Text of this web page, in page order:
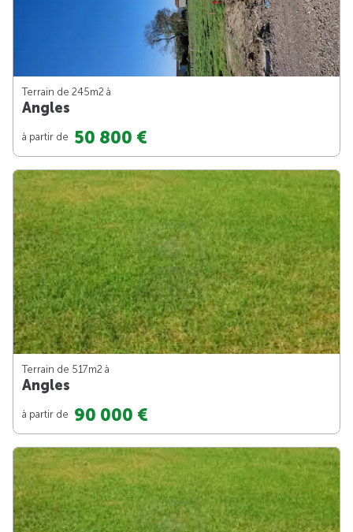
Terrain de 245m2 à
Angles
à partir de 50 800 €
Terrain de 517m2 à
Angles
à partir de 90 000 €